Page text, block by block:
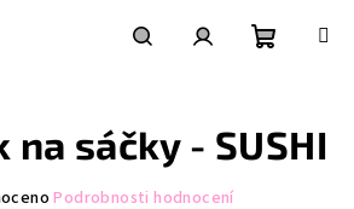
košík
na sáčky - SUSHI
Podrobnosti hodnocení